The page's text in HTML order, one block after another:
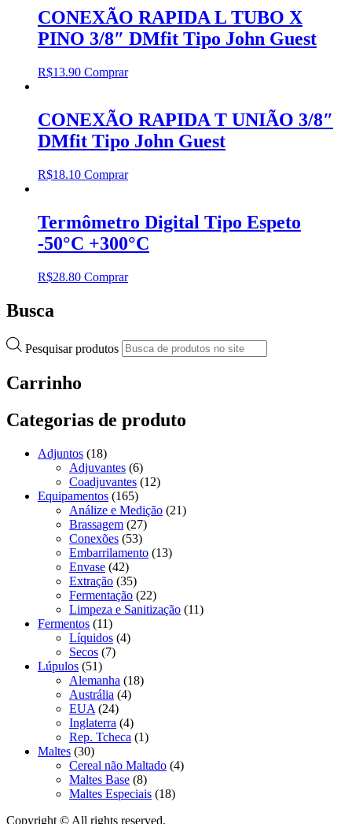
CONEXÃO RAPIDA L TUBO X
PINO 3/8″ DMfit Tipo John Guest
R$13.90 Comprar
CONEXÃO RAPIDA T UNIÃO 3/8″
DMfit Tipo John Guest
R$18.10 Comprar
Termômetro Digital Tipo Espeto
-50°C +300°C
R$28.80 Comprar
Busca
Pesquisar produtos
Carrinho
Categorias de produto
Adjuntos (18)
Adjuvantes (6)
Coadjuvantes (12)
Equipamentos (165)
Análize e Medição (21)
Brassagem (27)
Conexões (53)
Embarrilamento (13)
Envase (42)
Extração (35)
Fermentação (22)
Limpeza e Sanitização (11)
Fermentos (11)
Líquidos (4)
Secos (7)
Lúpulos (51)
Alemanha (18)
Austrália (4)
EUA (24)
Inglaterra (4)
Rep. Tcheca (1)
Maltes (30)
Cereal não Maltado (4)
Maltes Base (8)
Maltes Especiais (18)
Copyright © All rights reserved.